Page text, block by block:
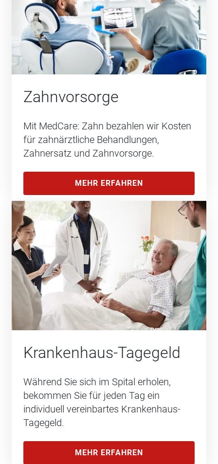
Zahnvorsorge
Mit MedCare: Zahn bezahlen wir Kosten
für zahnärztliche Behandlungen,
Zahnersatz und Zahnvorsorge.
MEHR ERFAHREN
Krankenhaus-Tagegeld
Während Sie sich im Spital erholen,
bekommen Sie für jeden Tag ein
individuell vereinbartes Krankenhaus-
Tagegeld.
MEHR ERFAHREN